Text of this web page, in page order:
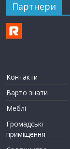
Партнери
Контакти
Варто знати
Меблі
Громадські
приміщення